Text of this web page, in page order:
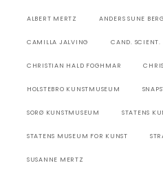
ALBERT MERTZ ANDERS SUNE BERG
CAMILLA JALVING CAND. SCIENT.
CHRISTIAN HALD FOGHMAR
HOLSTEBRO KUNSTMUSEUM
SORØ KUNSTMUSEUM STATENS
STATENS MUSEUM FOR KUNST
SUSANNE MERTZ